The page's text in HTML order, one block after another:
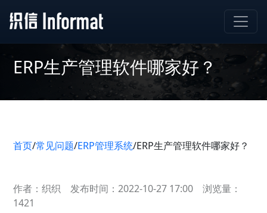
ERP生产管理软件哪家好？
首页/常见问题/ERP管理系统/ERP生产管理软件哪家好？
作者：织织 发布时间：2022-10-27 17:00
浏览量：
1421